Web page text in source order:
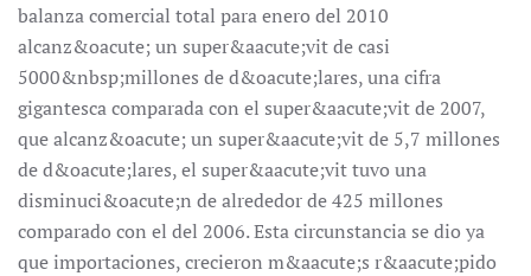
balanza comercial total para enero del 2010
alcanz&oacute; un super&aacute;vit de casi
5000&nbsp;millones de d&oacute;lares, una cifra
gigantesca comparada con el super&aacute;vit de 2007,
que alcanz&oacute; un super&aacute;vit de 5,7 millones
de d&oacute;lares, el super&aacute;vit tuvo una
disminuci&oacute;n de alrededor de 425 millones
comparado con el del 2006. Esta circunstancia se dio ya
que importaciones, crecieron m&aacute;s r&aacute;pido